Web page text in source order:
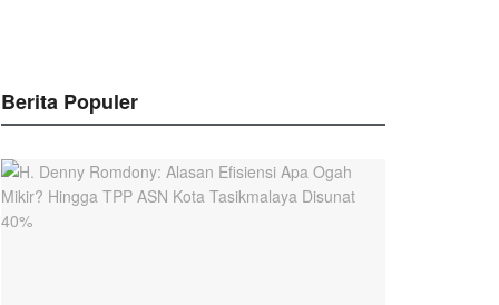
Berita Populer